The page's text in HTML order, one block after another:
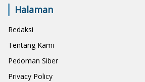
Halaman
Redaksi
Tentang Kami
Pedoman Siber
Privacy Policy